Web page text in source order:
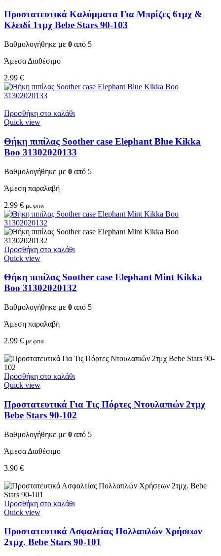
Προστατευτικά Καλύμματα Για Μπρίζες 6τμχ &
Κλειδί 1τμχ Bebe Stars 90-103
Βαθμολογήθηκε με 0 από 5
Άμεσα Διαθέσιμο
2.99 €
Προσθήκη στο καλάθι
Quick view
Θήκη πιπίλας Soother case Elephant Blue Kikka
Boo 31302020133
Βαθμολογήθηκε με 0 από 5
Άμεση παραλαβή
2.99 € με φπα
Προσθήκη στο καλάθι
Quick view
Θήκη πιπίλας Soother case Elephant Mint Kikka
Boo 31302020132
Βαθμολογήθηκε με 0 από 5
Άμεση παραλαβή
2.99 € με φπα
Προσθήκη στο καλάθι
Quick view
Προστατευτικά Για Τις Πόρτες Ντουλαπιών 2τμχ
Bebe Stars 90-102
Βαθμολογήθηκε με 0 από 5
Άμεσα Διαθέσιμο
3.90 €
Προσθήκη στο καλάθι
Quick view
Προστατευτικά Ασφαλείας Πολλαπλών Χρήσεων
2τμχ. Bebe Stars 90-101